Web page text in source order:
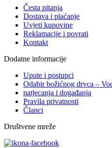
Česta pitanja
Dostava i plaćanje
Uvjeti kupovine
Reklamacije i povrati
Kontakt
Dodatne informacije
Upute i postupci
Odabir božićnog drvca –
natjecanja i događanja
Pravila privatnosti
Članci
Društvene mreže